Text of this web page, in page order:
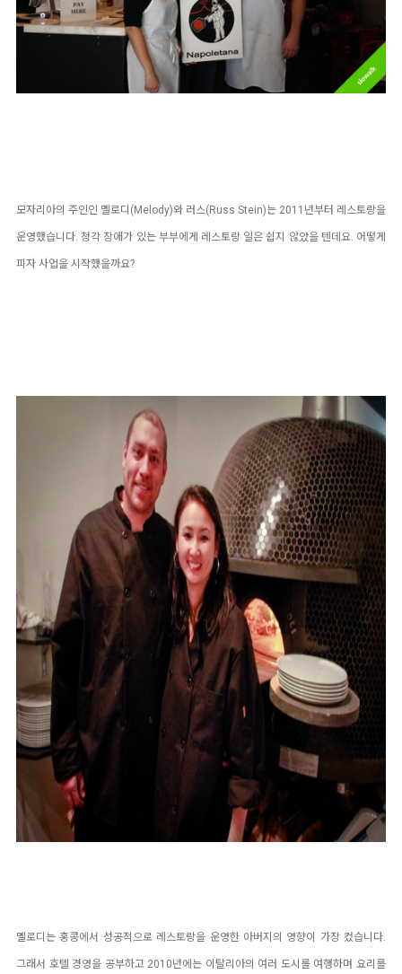
모자리아의 주인인 멜로디(Melody)와 러스(Russ Stein)는 2011년부터 레스토랑을
운영했습니다. 청각 장애가 있는 부부에게 레스토랑 일은 쉽지 않았을 텐데요. 어떻게
피자 사업을 시작했을까요?
멜로디는 홍콩에서 성공적으로 레스토랑을 운영한 아버지의 영향이 가장 컸습니다.
그래서 호텔 경영을 공부하고 2010년에는 이탈리아의 여러 도시를 여행하며 요리를